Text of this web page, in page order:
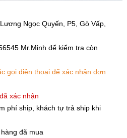
Ngọc Quyến, P5, Gò Vấp,
Mr.Minh để kiểm tra còn
gọi điện thoại để xác nhận đơn
đã xác nhận
phí ship, khách tự trả ship khi
đã mua